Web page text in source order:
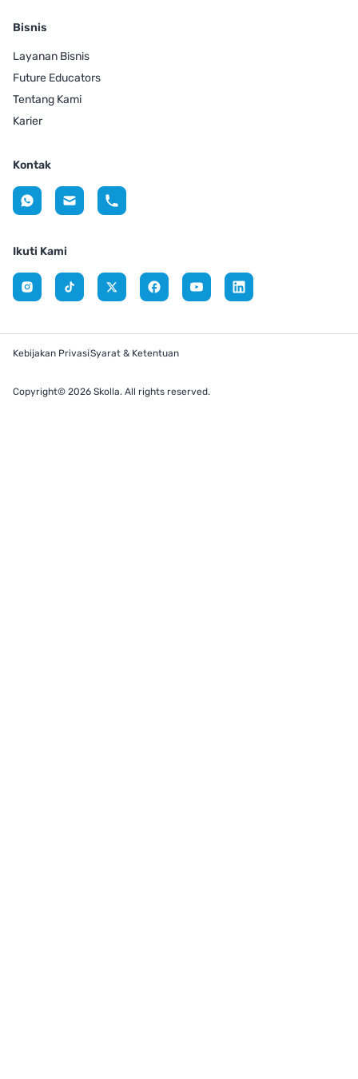
Bisnis
Layanan Bisnis
Future Educators
Tentang Kami
Karier
Kontak
Ikuti Kami
Copyright© 2026 Skolla. All rights reserved.
Kebijakan PrivasiSyarat & Ketentuan